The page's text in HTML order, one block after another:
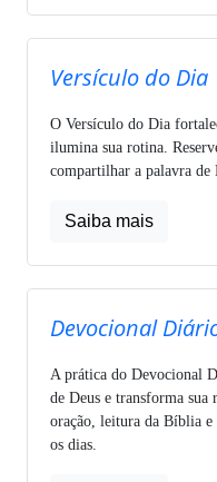
Versículo do Dia
O Versículo do Dia
ilumina sua rotina.
compartilhar a palavra de
Saiba mais
Devocional
A prática do Devocional
de Deus e transforma
oração, leitura da Bíblia e
os dias.